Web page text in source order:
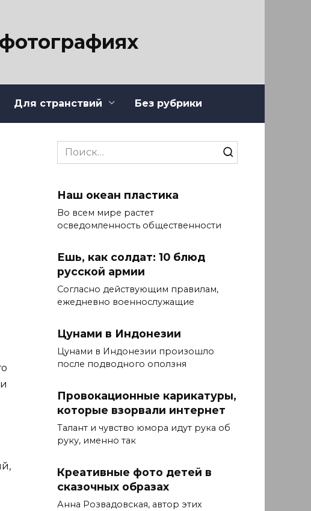
Для странствий Без рубрики
Search
for:
Наш океан пластика
Во всем мире растет
осведомленность общественности
Ешь, как солдат: 10 блюд
русской армии
Согласно действующим правилам,
ежедневно военнослужащие
Цунами в Индонезии
Цунами в Индонезии произошло
после подводного оползня
Провокационные карикатуры,
которые взорвали интернет
Талант и чувство юмора идут рука об
руку, именно так
Креативные фото детей в
сказочных образах
Анна Розвадовская, автор этих